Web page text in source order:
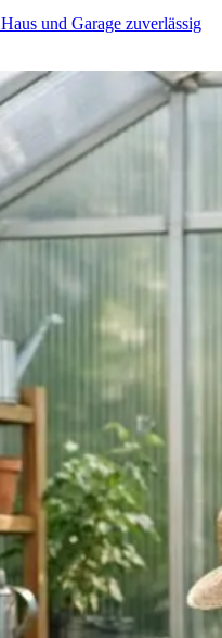
und Garage zuverlässig